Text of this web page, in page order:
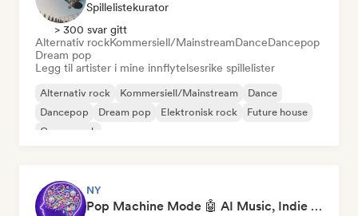
Spillelistekurator
> 300 svar gitt
Alternativ rockKommersiell/MainstreamDanceDancepop
Dream pop
Legg til artister i mine innflytelsesrike spillelister
Alternativ rock Kommersiell/Mainstream
Dance
Dancepop
Dream pop Elektronisk rock
Future house
Garagerock
NY
Pop Machine Mode 🤖 AI Music, Indie Pop & Dream Pop